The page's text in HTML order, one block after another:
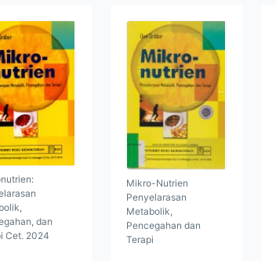
dan
Cet. 2024
Mikro-Nutrien
Penyelarasan
Metabolik,
Pencegahan dan
Terapi